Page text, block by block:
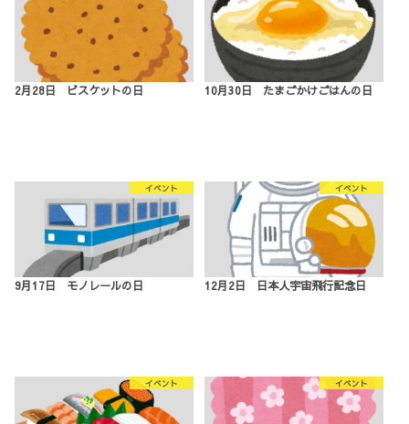
2月28日 ビスケットの日 10月30日 たまごかけごはんの日
イベント
9月17日 モノレールの日
イベント
12月2日 日本人宇宙飛行記念日
イベント イベント